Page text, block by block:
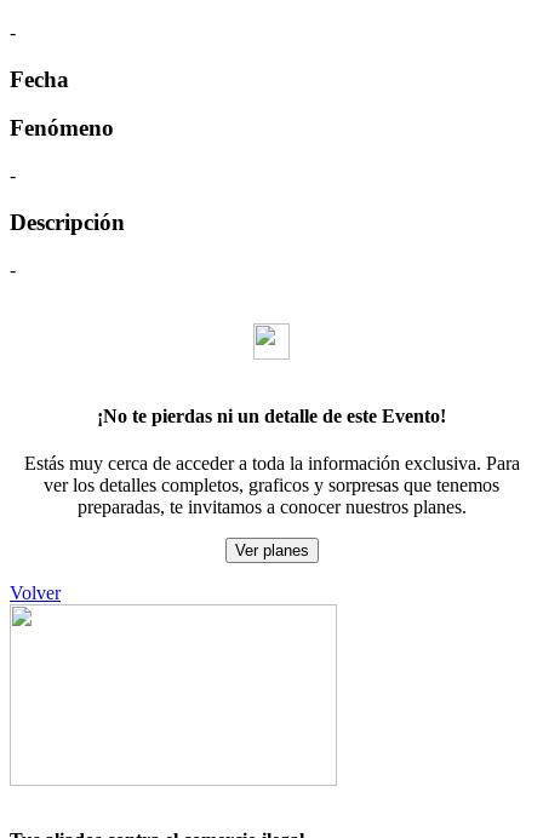
-
Fecha
Fenómeno
-
Descripción
-
¡No te pierdas ni un detalle de este Evento!
Estás muy cerca de acceder a toda la información exclusiva. Para
ver los detalles completos, graficos y sorpresas que tenemos
preparadas, te invitamos a conocer nuestros planes.
Ver planes
Volver